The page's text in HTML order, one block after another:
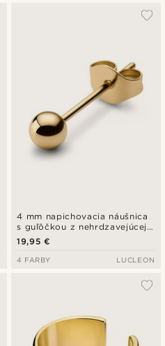
4 mm napichovacia náušnica
s guľôčkou z nehrdzavejúcej
ocele v zlatej farbe
19,95 €
4 FARBY LUCLEON